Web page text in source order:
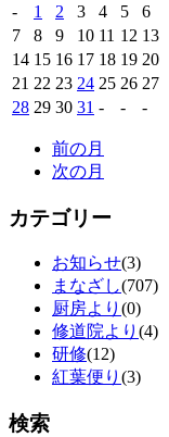
-
1 2 3 4 5
6
7
8 9 10 11 12 13
14 15 16 17 18 19 20
21 22 23 24 25 26 27
28 29 30 31 - - -
前の月
次の月
カテゴリー
お知らせ(3)
まなざし(707)
厨房より (0)
修道院より (4)
研修(12)
紅葉便り (3)
検索